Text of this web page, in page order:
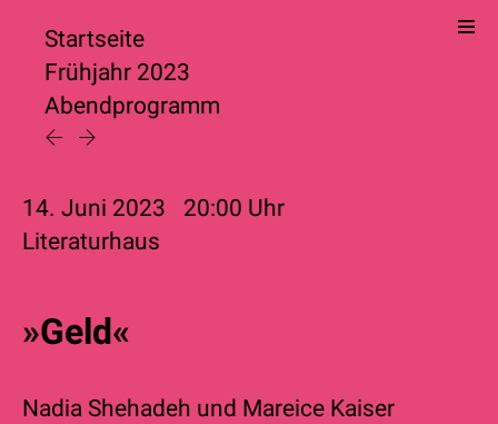
Startseite
Frühjahr 2023
Abendprogramm
14. Juni 2023 20:00 Uhr
Literaturhaus
»Geld«
Nadia Shehadeh und Mareice Kaiser